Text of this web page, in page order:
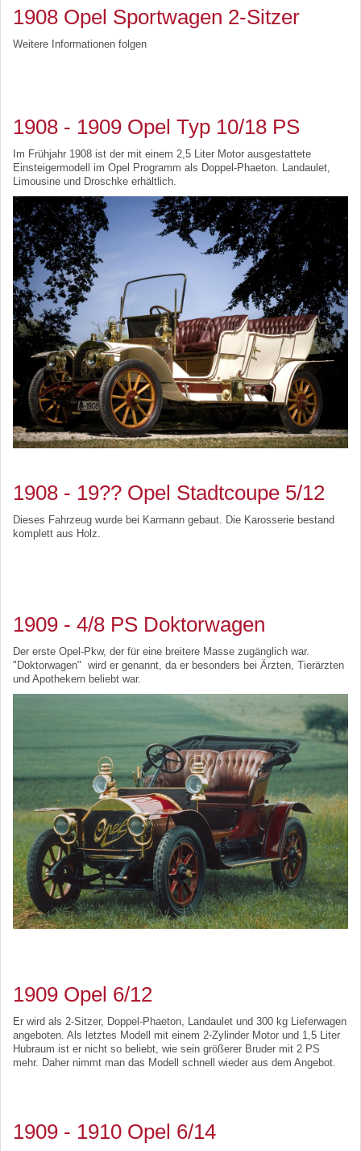
1908 Opel Sportwagen 2-Sitzer
Weitere Informationen folgen
1908 - 1909 Opel Typ 10/18 PS
Im Frühjahr 1908 ist der mit einem 2,5 Liter Motor ausgestattete
Einsteigermodell im Opel Programm als Doppel-Phaeton. Landaulet,
Limousine und Droschke erhältlich.
1908 - 19?? Opel Stadtcoupe 5/12
Dieses Fahrzeug wurde bei Karmann gebaut. Die Karosserie bestand
komplett aus Holz.
1909 - 4/8 PS Doktorwagen
Der erste Opel-Pkw, der für eine breitere Masse zugänglich war.
"Doktorwagen" wird er genannt, da er besonders bei Ärzten, Tierärzten
und Apothekern beliebt war.
1909 Opel 6/12
Er wird als 2-Sitzer, Doppel-Phaeton, Landaulet und 300 kg Lieferwagen
angeboten. Als letztes Modell mit einem 2-Zylinder Motor und 1,5 Liter
Hubraum ist er nicht so beliebt, wie sein größerer Bruder mit 2 PS
mehr. Daher nimmt man das Modell schnell wieder aus dem Angebot.
1909 - 1910 Opel 6/14